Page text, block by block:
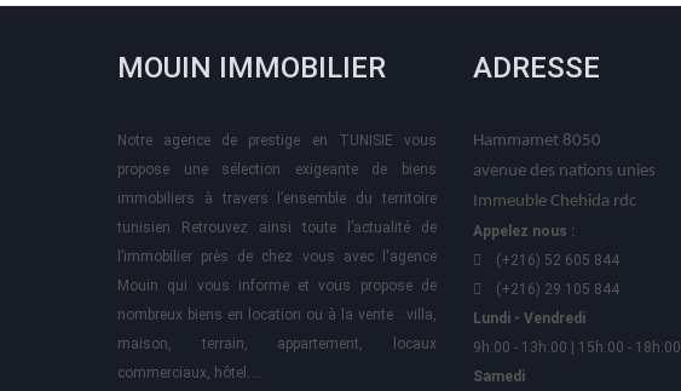
MOUIN IMMOBILIER
Notre agence de prestige en TUNISIE vous
propose une sélection exigeante de biens
immobiliers à travers l’ensemble du territoire
tunisien Retrouvez ainsi toute l’actualité de
l’immobilier près de chez vous avec l'agence
Mouin qui vous informe et vous propose de
nombreux biens en location ou à la vente : villa,
maison, terrain, appartement, locaux
commerciaux, hôtel….
ADRESSE
Hammamet 8050
avenue des nations unies
Immeuble Chehida rdc
Appelez nous :
(+216) 52 605 844
(+216) 29 105 844
Lundi - Vendredi
9h:00 - 13h:00 | 15h:00 - 18h:00
Samedi